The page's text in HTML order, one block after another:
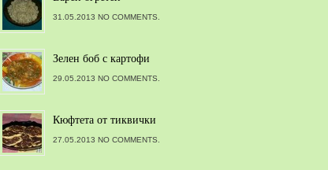
31.05.2013 NO COMMENTS.
Зелен боб с картофи
29.05.2013 NO COMMENTS.
Кюфтета от тиквички
27.05.2013 NO COMMENTS.